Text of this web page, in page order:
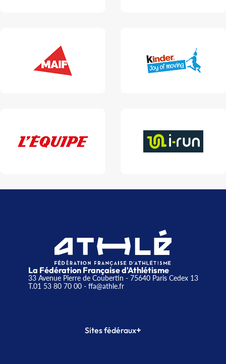
La Fédération Française d'Athlétisme
33 Avenue Pierre de Coubertin - 75640 Paris Cedex 13
T.01 53 80 70 00- ffa@athle.fr
Sites fédéraux+